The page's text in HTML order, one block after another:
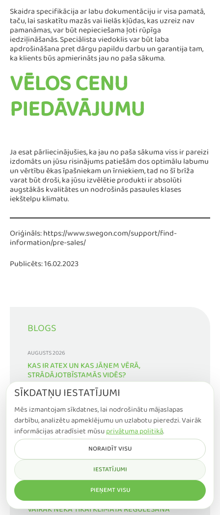
BLOGS
AUGUSTS 2026
KAS IR ATEX UN KAS JĀŅEM VĒRĀ,
STRĀDĀJOTBĪSTAMĀS VIDĒS?
JŪLIJS 2026
KĀPĒC JUMS VAJADZĒTU NOVĒRST VISUS
MONOTONOS TROKŠŅUS SAVĀ ĒKĀ?
CIRKULĀRĀ EKONOMIKA: NO IZMĒĢINĀJUMA
PROJEKTIEMLĪDZ RŪPNIECISKAM MĒROGAM
JŪSU IEKŠTELPU KLIMATA SISTĒMA IR DAUDZ
VAIRĀK NEKĀ TIKAI KLIMATA REGULĒŠANA
Skaidra specifikācija ar labu dokumentāciju ir visa pamatā,
taču, lai saskatītu mazās vai lielās kļūdas, kas uzreiz nav
pamanāmas, var būt nepieciešama ļoti rūpīga
iedziļināšanās. Speciālista viedoklis var būt laba
apdrošināšana pret dārgu papildu darbu un garantija tam,
ka klients būs apmierināts jau no paša sākuma.
VĒLOS CENU
PIEDĀVĀJUMU
Ja esat pārliecinājušies, ka jau no paša sākuma viss ir pareizi
izdomāts un jūsu risinājums patiešām dos optimālu labumu
un vērtību ēkas īpašniekam un īrniekiem, tad no šī brīža
varat būt droši, ka jūsu izvēlētie produkti ir absolūti
augstākās kvalitātes un nodrošinās pasaules klases
iekštelpu klimatu.
Oriģināls: https://www.swegon.com/support/find-
information/pre-sales/
Publicēts: 16.02.2023
SĪKDATŅU IESTATĪJUMI
Mēs izmantojam sīkdatnes, lai nodrošinātu mājaslapas
darbību, analizētu apmeklējumu un uzlabotu pieredzi. Vairāk
informācijas atradīsiet mūsuprivātuma politikā.
NORAIDĪT VISU
IESTATĪJUMI
PIEŅEMT VISU